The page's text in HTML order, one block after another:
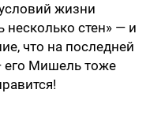
жизни
несколько стен» — и
что на последней
его Мишель тоже